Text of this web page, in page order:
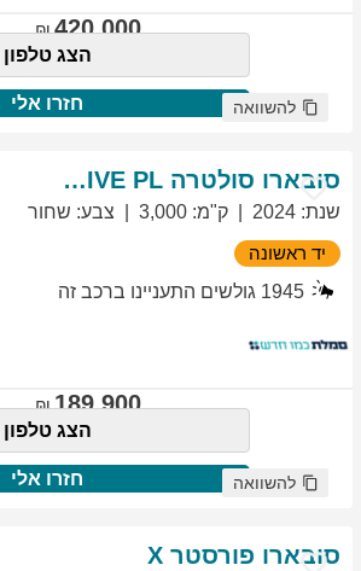
420,000
הצג טלפון
חזרו אלי להשוואה
סובארו סולטרה EXCLUSIVE PL
שנת:
2024 ק"מ:
3,000 צבע: שחור
יד ראשונה
1945 גולשים התעניינו ברכב זה
189,900
הצג טלפון
חזרו אלי להשוואה
סובארו פורסטר X